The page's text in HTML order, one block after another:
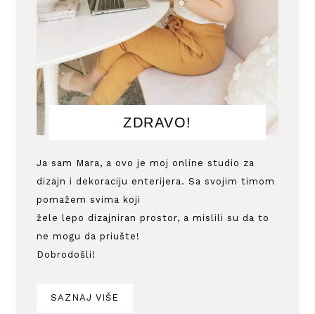
ZDRAVO!
Ja sam Mara, a ovo je moj online studio za
dizajn i dekoraciju enterijera. Sa svojim timom
pomažem svima koji
žele lepo dizajniran prostor, a mislili su da to
ne mogu da priušte!
Dobrodošli!
SAZNAJ VIŠE